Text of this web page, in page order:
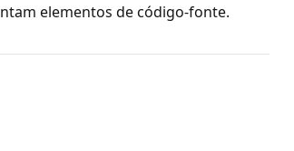
elementos de código-fonte.